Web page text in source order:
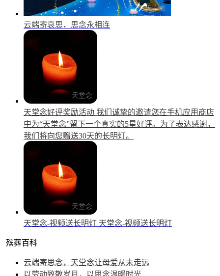
云端寄哀思，思念永相连
天堂念好评奖励活动 我们诚挚的邀请您在手机应用商店
中为“天堂念”留下一个真实的5星好评。为了表达感谢，
我们将向您赠送30天的长明灯。
天堂念-视频送长明灯 天堂念-视频送长明灯
殡葬百科
云端寄思念，天堂念让母爱从未走远
以劳动致敬岁月，以思念温暖时光